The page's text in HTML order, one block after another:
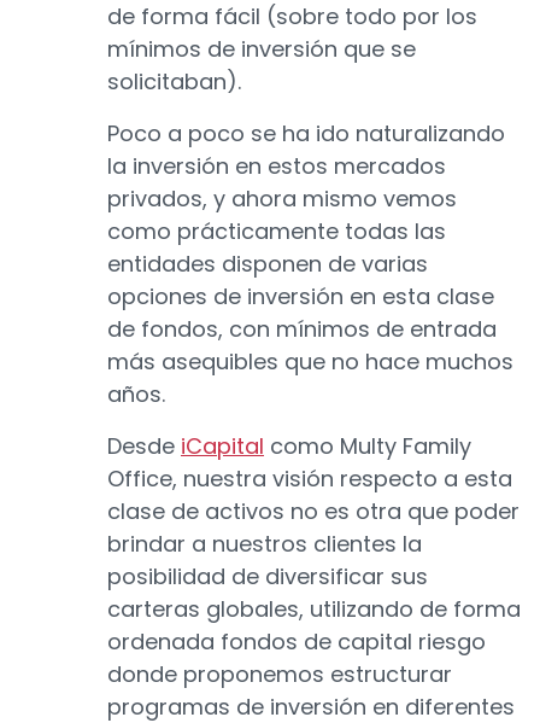
de forma fácil (sobre todo por los
mínimos de inversión que se
solicitaban).
Poco a poco se ha ido naturalizando
la inversión en estos mercados
privados, y ahora mismo vemos
como prácticamente todas las
entidades disponen de varias
opciones de inversión en esta clase
de fondos, con mínimos de entrada
más asequibles que no hace muchos
años.
Desde iCapital como Multy Family
Office, nuestra visión respecto a esta
clase de activos no es otra que poder
brindar a nuestros clientes la
posibilidad de diversificar sus
carteras globales, utilizando de forma
ordenada fondos de capital riesgo
donde proponemos estructurar
programas de inversión en diferentes